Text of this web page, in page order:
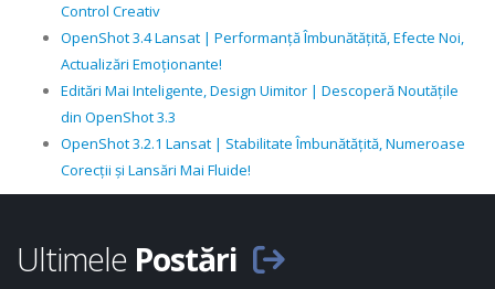
Control Creativ
OpenShot 3.4 Lansat | Performanță Îmbunătățită, Efecte Noi,
Actualizări Emoționante!
Editări Mai Inteligente, Design Uimitor | Descoperă Noutățile
din OpenShot 3.3
OpenShot 3.2.1 Lansat | Stabilitate Îmbunătățită, Numeroase
Corecții și Lansări Mai Fluide!
Ultimele Postări